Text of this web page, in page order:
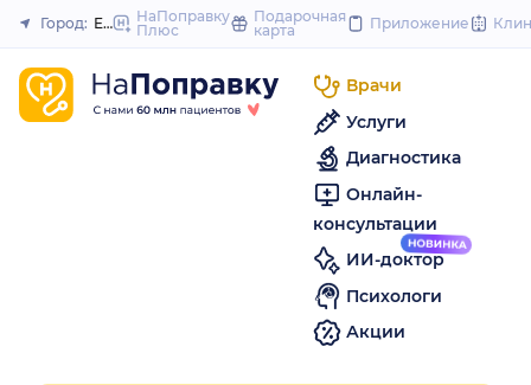
to
Закрыть
Город: Екатеринбург
НаПоправку
Плюс
Подарочная
карта
Приложение
Врачи
Услуги
Диагностика
Онлайн-
консультации
ИИ-доктор
Психологи
Акции